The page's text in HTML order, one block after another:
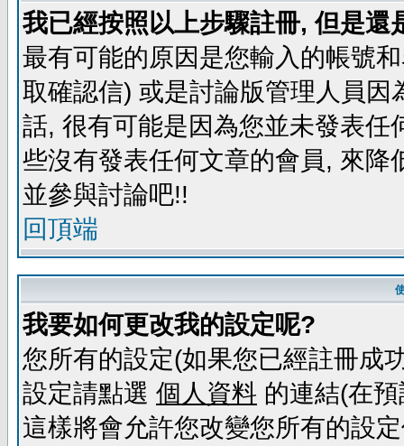
我已經按照以上步驟註冊, 但是還
最有可能的原因是您輸入的帳號
取確認信) 或是討論版管理人員
話, 很有可能是因為您並未發表
些沒有發表任何文章的會員, 來
並參與討論吧!!
回頂端
我要如何更改我的設定呢?
您所有的設定(如果您已經註冊成
設定請點選 個人資料 的連結(在
這樣將會允許您改變您所有的設